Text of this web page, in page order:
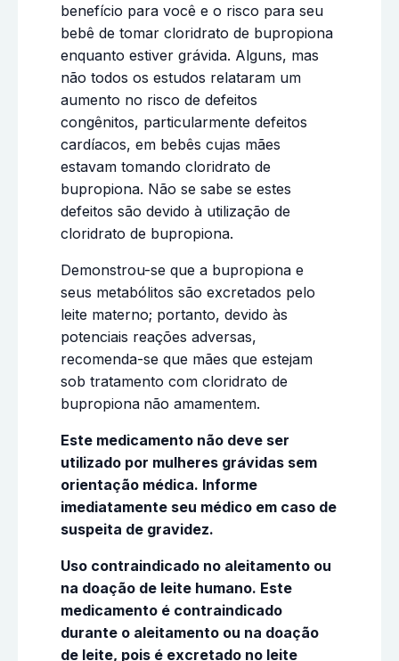
benefício para você e o risco para seu
bebê de tomar cloridrato de bupropiona
enquanto estiver grávida. Alguns, mas
não todos os estudos relataram um
aumento no risco de defeitos
congênitos, particularmente defeitos
cardíacos, em bebês cujas mães
estavam tomando cloridrato de
bupropiona. Não se sabe se estes
defeitos são devido à utilização de
cloridrato de bupropiona.
Demonstrou-se que a bupropiona e
seus metabólitos são excretados pelo
leite materno; portanto, devido às
potenciais reações adversas,
recomenda-se que mães que estejam
sob tratamento com cloridrato de
bupropiona não amamentem.
Este medicamento não deve ser
utilizado por mulheres grávidas sem
orientação médica. Informe
imediatamente seu médico em caso de
suspeita de gravidez.
Uso contraindicado no aleitamento ou
na doação de leite humano. Este
medicamento é contraindicado
durante o aleitamento ou na doação
de leite, pois é excretado no leite